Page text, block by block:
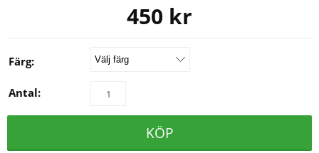
450 kr
Färg:
Antal:
KÖP